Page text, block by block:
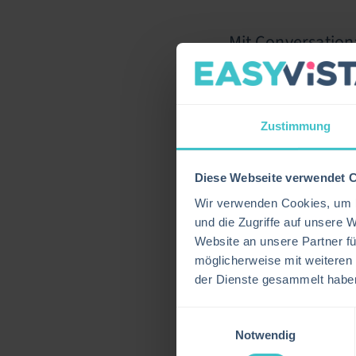
Zustimmung
Diese Webseite verwendet
Wir verwenden Cookies,
und die Zugriffe auf unsere
Website an unsere Partner
möglicherweise mit
der Dienste gesammelt
Notwendig
Mit
über KI-
Unterstützung
Um diese
sein, in denen
Management-
ITSM-
Changes. Daher
Gleichzeitig
verschiedene
Mitarbeitende
Workflows und